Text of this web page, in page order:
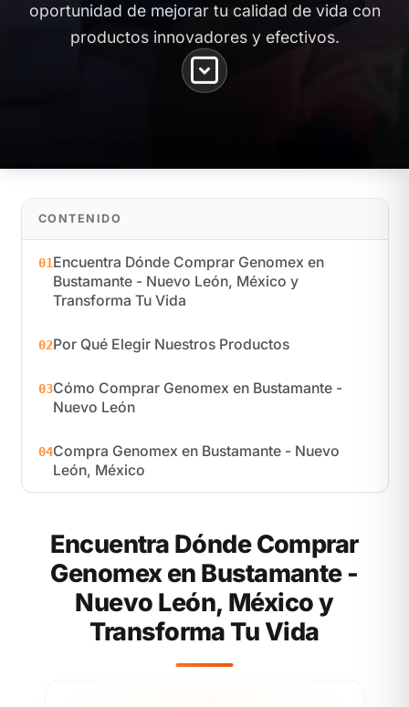
oportunidad de mejorar tu calidad de vida con
productos innovadores y efectivos.
CONTENIDO
01Encuentra Dónde Comprar Genomex en
Bustamante - Nuevo León, México y
Transforma Tu Vida
02Por Qué Elegir Nuestros Productos
03Cómo Comprar Genomex en Bustamante -
Nuevo León
04Compra Genomex en Bustamante - Nuevo
León, México
Encuentra Dónde Comprar
Genomex en Bustamante -
Nuevo León, México y
Transforma Tu Vida